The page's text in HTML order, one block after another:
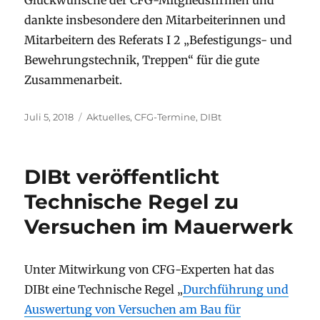
dankte insbesondere den Mitarbeiterinnen und
Mitarbeitern des Referats I 2 „Befestigungs- und
Bewehrungstechnik, Treppen“ für die gute
Zusammenarbeit.
Veröffentlicht
Juli 5, 2018 Kategorien
Aktuelles,CFG-Termine, DIBt
DIBt veröffentlicht
Technische Regel zu
Versuchen im Mauerwerk
Unter Mitwirkung von CFG-Experten hat das
DIBt eine Technische Regel „Durchführung und
Auswertung von Versuchen am Bau für